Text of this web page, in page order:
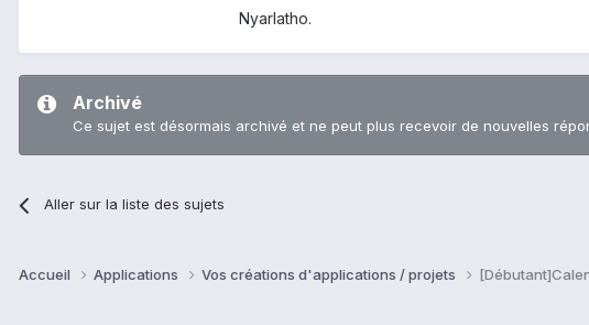
Nyarlatho.
Archivé
Ce sujet est désormais archivé et ne peut plus recevoir de nouvelles
Aller sur la liste des sujets
Accueil Applications Vos créations d'applications / projets